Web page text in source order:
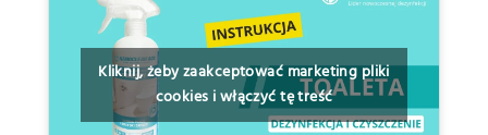
Kliknij, żeby zaakceptować marketing pliki
cookies i włączyć tę treść